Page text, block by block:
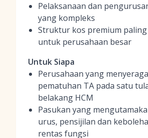
Pelaksanaan dan
yang kompleks
Struktur kos premium paling
untuk perusahaan besar
Untuk Siapa
Perusahaan yang
pematuhan TA pada satu
belakang HCM
Pasukan yang
urus, pensijilan dan
rentas fungsi